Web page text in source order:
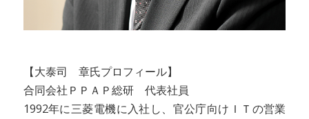
【大泰司 章氏プロフィール】
合同会社ＰＰＡＰ総研 代表社員
1992年に三菱電機に入社し、官公庁向けＩＴの営業